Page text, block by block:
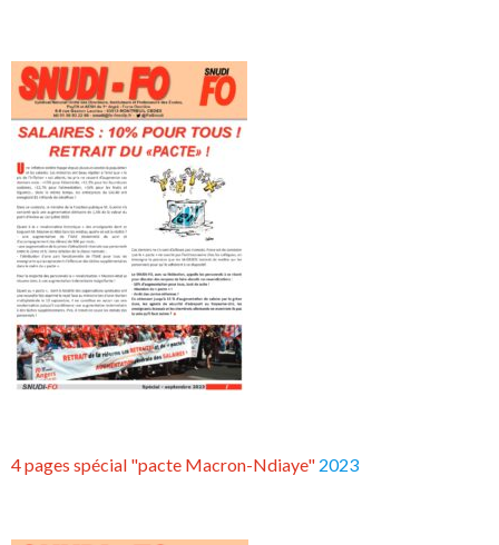
4 pages spécial "pacte Macron-Ndiaye" 2023